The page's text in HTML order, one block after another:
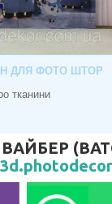
ДЛЯ ФОТО ШТОР
тканини